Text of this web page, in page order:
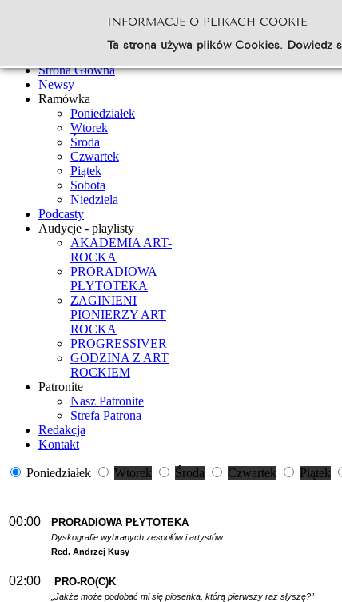
Go
Strona Główna
Newsy
Ramówka
Poniedziałek
Wtorek
Środa
Czwartek
Piątek
Sobota
Niedziela
Podcasty
Audycje - playlisty
AKADEMIA ART-
ROCKA
PRORADIOWA
PŁYTOTEKA
ZAGINIENI
PIONIERZY ART
ROCKA
PROGRESSIVER
GODZINA Z ART
ROCKIEM
Patronite
Nasz Patronite
Strefa Patrona
Redakcja
Kontakt
Poniedziałek Wtorek Środa Czwartek Piątek
00:00 PRORADIOWA PŁYTOTEKA
Dyskografie wybranych zespołów i artystów
Red. Andrzej Kusy
02:00 PRO-RO(C)K
„Jakże może podobać mi się piosenka, którą pierwszy raz słyszę?”
INFORMACJE O PLIKACH COOKIE
Ta strona używa plików Cookies.